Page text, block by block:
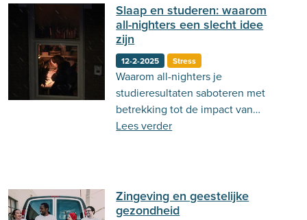
Slaap en studeren: waarom
all-nighters een slecht idee
zijn
12-2-2025 Stress
Waarom all-nighters je
studieresultaten saboteren met
betrekking tot de impact van
slaaptekort op je geheugen,
Lees verder
Zingeving en geestelijke
gezondheid